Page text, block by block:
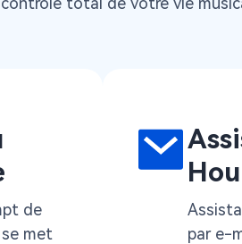
de
met
par e-